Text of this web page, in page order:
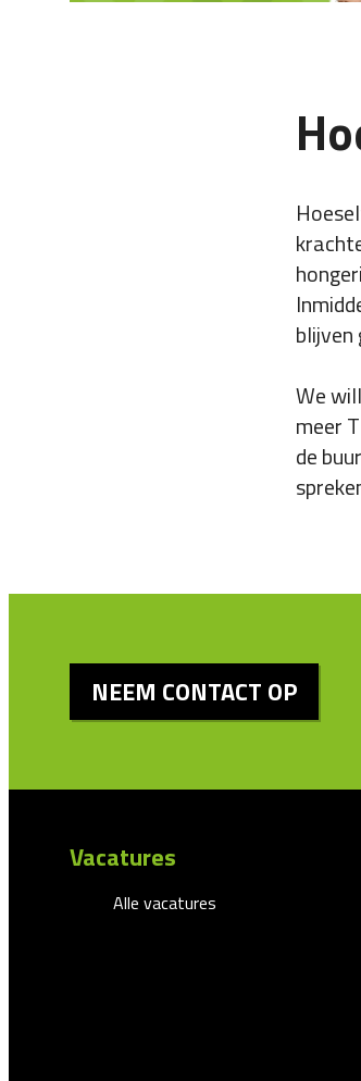
blijven
We
meer
de
NEEM CONTACT OP
Vacatures
Alle vacatures